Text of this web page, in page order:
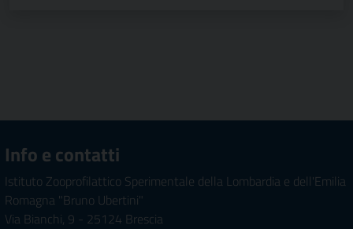
Info e contatti
Istituto Zooprofilattico Sperimentale della Lombardia e dell'Emilia
Romagna "Bruno Ubertini"
Via Bianchi, 9 - 25124 Brescia